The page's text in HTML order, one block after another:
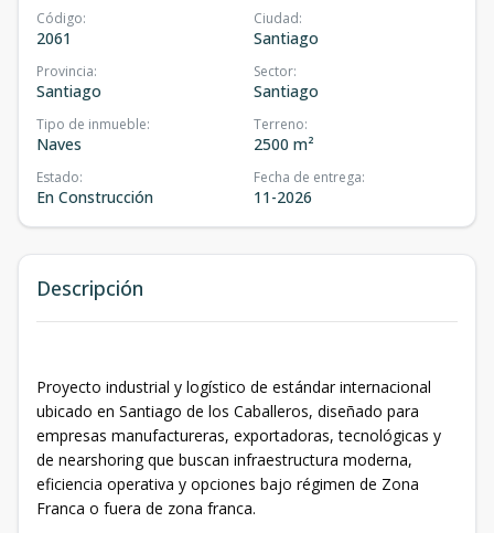
Código:
2061
Ciudad:
Santiago
Provincia:
Santiago
Sector:
Santiago
Tipo de inmueble:
Naves
Terreno:
2500 m²
Estado:
En Construcción
Fecha de entrega:
11-2026
Descripción
Proyecto industrial y logístico de estándar internacional
ubicado en Santiago de los Caballeros, diseñado para
empresas manufactureras, exportadoras, tecnológicas y
de nearshoring que buscan infraestructura moderna,
eficiencia operativa y opciones bajo régimen de Zona
Franca o fuera de zona franca.